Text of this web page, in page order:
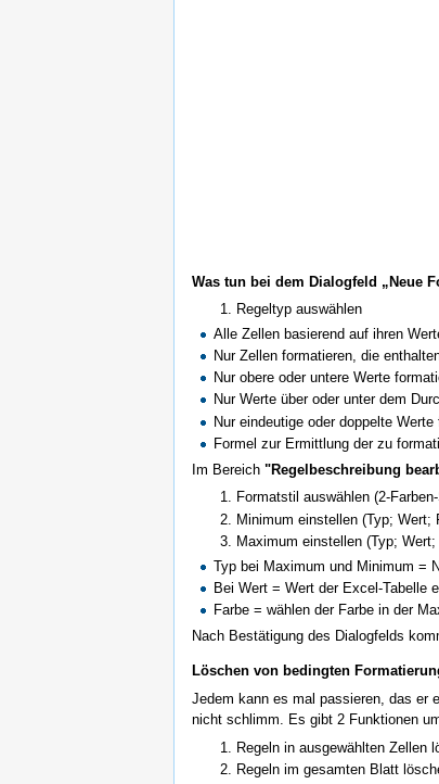
Was tun bei dem Dialogfeld „Neue
Regeltyp auswählen
Alle Zellen basierend auf ihren
Nur Zellen formatieren, die
Nur obere oder untere Werte
Nur Werte über oder unter dem
Nur eindeutige oder doppelte Werte
Formel zur Ermittlung der zu
Im Bereich "Regelbeschreibung
Formatstil auswählen (2-
Minimum einstellen (Typ; Wert;
Maximum einstellen (Typ; Wert;
Typ bei Maximum und Minimum =
Bei Wert = Wert der Excel-Tabelle
Farbe = wählen der Farbe in der
Nach Bestätigung des Dialogfelds
Löschen von bedingten
Jedem kann es mal passieren, das er
nicht schlimm. Es gibt 2 Funktionen
Regeln in ausgewählten Zellen
Regeln im gesamten Blatt